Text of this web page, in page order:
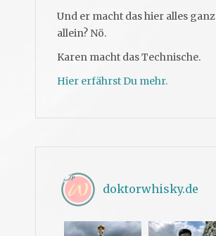
Und er macht das hier alles ganz
allein? Nö.
Karen macht das Technische.
Hier erfährst Du mehr.
doktorwhisky.de